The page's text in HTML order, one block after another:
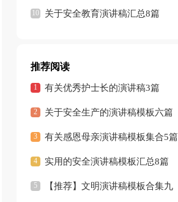
关于安全教育演讲稿汇总8篇
推荐阅读
有关优秀护士长的演讲稿3篇
关于安全生产的演讲稿模板六篇
有关感恩母亲演讲稿模板集合5篇
实用的安全演讲稿模板汇总8篇
【推荐】文明演讲稿模板合集九